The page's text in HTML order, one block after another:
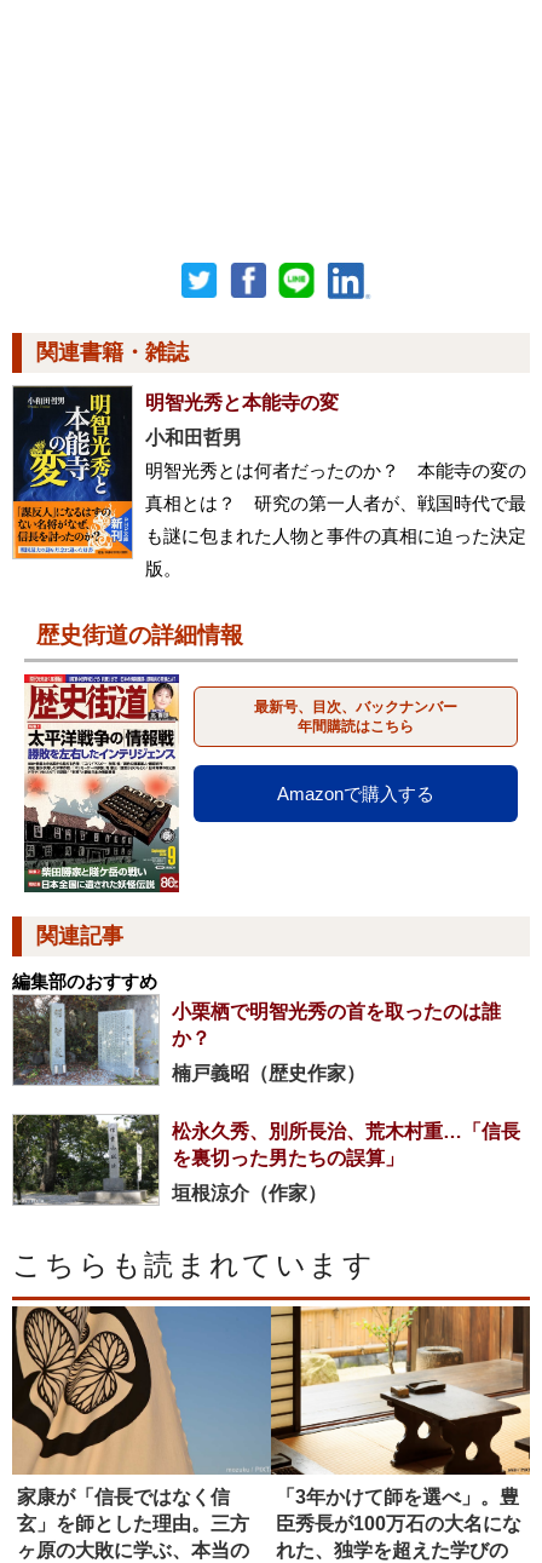
関連書籍・雑誌
明智光秀と本能寺の変
小和田哲男
明智光秀とは何者だったのか？ 本能寺の変の
真相とは？ 研究の第一人者が、戦国時代で最
も謎に包まれた人物と事件の真相に迫った決定
版。
歴史街道の詳細情報
最新号、目次、バックナンバー
年間購読はこちら
Amazonで購入する
関連記事
編集部のおすすめ
小栗栖で明智光秀の首を取ったのは誰
か？
楠戸義昭（歴史作家）
松永久秀、別所長治、荒木村重…「信長
を裏切った男たちの誤算」
垣根涼介（作家）
こちらも読まれています
家康が「信長ではなく信
玄」を師とした理由。三方
ヶ原の大敗に学ぶ、本当の
「3年かけて師を選べ」。豊
臣秀長が100万石の大名にな
れた、独学を超えた学びの